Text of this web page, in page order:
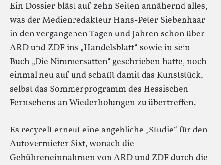
Ein Dossier bläst auf zehn Seiten annähernd alles,
was der Medienredakteur Hans-Peter Siebenhaar
in den vergangenen Tagen und Jahren schon über
ARD und ZDF ins „Handelsblatt“ sowie in sein
Buch „Die Nimmersatten“ geschrieben hatte, noch
einmal neu auf und schafft damit das Kunststück,
selbst das Sommerprogramm des Hessischen
Fernsehens an Wiederholungen zu übertreffen.
Es recycelt erneut eine angebliche „Studie“ für den
Autovermieter Sixt, wonach die
Gebühreneinnahmen von ARD und ZDF durch die